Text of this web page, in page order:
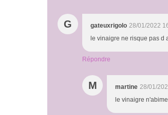
G gateuxrigolo 28/01/2022
le vinaigre ne risque pas d
Répondre
M martine 28/01/
le vinaigre